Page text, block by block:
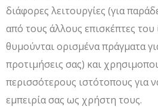
διάφορες λειτουργίες (για
από τους άλλους επισκέπτες του
θυμούνται ορισμένα πράγματα
προτιμήσεις σας) και
περισσότερους ιστότοπους για
εμπειρία σας ως χρήστη τους.